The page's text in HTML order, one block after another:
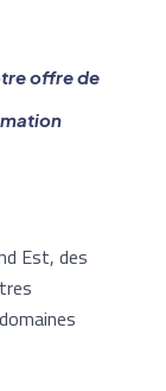
offre de
Est, des